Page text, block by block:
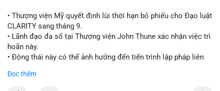
• Thượng viện Mỹ quyết định lùi thời hạn bỏ phiếu cho Đạo luật
CLARITY sang tháng 9.
• Lãnh đạo đa số tại Thượng viện John Thune xác nhận việc trì
hoãn này.
• Động thái này có thể ảnh hưởng đến tiến trình lập pháp liên
Đọc thêm